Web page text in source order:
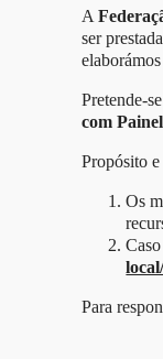
A
ser
Pretende-
com
Propósito
Os
Para